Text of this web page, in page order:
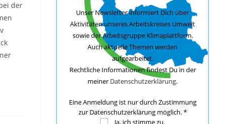
der
Unser Newsletter informiert Dich über
Aktivitäten unseres Arbeitskreises Umwelt
sowie der Arbeitsgruppe Klimaplattform.
Auch aktuelle Themen werden
aufgearbeitet.
Rechtliche Informationen findest Du in der
meiner Datenschutzerklärung.
Eine Anmeldung ist nur durch Zustimmung
zur Datenschutzerklärung möglich.*
Ja, ich stimme zu.